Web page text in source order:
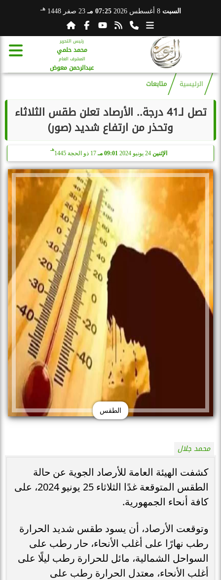
السبت 8 أغسطس 2026 07:25 مـ 23 صفر 1448 هـ
رئيس التحرير
محمد حلمي
المشرف العام
عبدالرحمن معوض
الرئيسية متابعات
تصل لـ41 درجة.. الأرصاد تعلن طقس الثلاثاء
وتحذر من ارتفاع شديد (صور)
الإثنين 24 يونيو 2024 09:01 مـ 17 ذو الحجة 1445
هـ
الطقس
محمد جلال
كشفت الهيئة العامة للأرصاد الجوية عن حالة
الطقس المتوقعة غدًا الثلاثاء 25 يونيو 2024، على
كافة أنحاء الجمهورية.
وتوقعت الأرصاد، أن يسود طقس شديد الحرارة
رطب نهارًا على أغلب الأنحاء، حار رطب على
السواحل الشمالية، مائل للحرارة رطب ليلًا على
أغلب الأنحاء، معتدل الحرارة رطب على